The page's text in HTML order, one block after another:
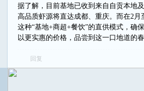
据了解，目前基地已收到来自自贡本地
高品质虾源将直达成都、重庆。而在2月
这种“基地+商超+餐饮”的直供模式，确
以更实惠的价格，品尝到这一口地道的
回复